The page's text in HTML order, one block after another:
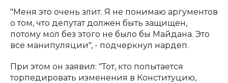
"Меня это очень злит. Я не понимаю аргументов
о том, что депутат должен быть защищен,
потому мол без этого не было бы Майдана. Это
все манипуляции", - подчеркнул нардеп.
При этом он заявил: "Тот, кто попытается
торпедировать изменения в Конституцию,